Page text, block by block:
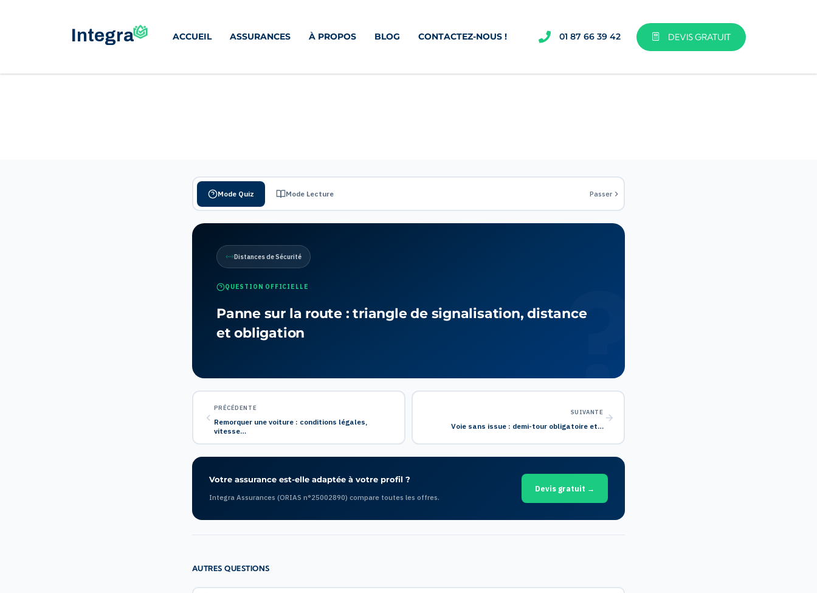
ACCUEIL ASSURANCES À PROPOS BLOG CONTACTEZ-NOUS ! 01 87 66 39 42 DEVIS GRATUIT
Mode Quiz Mode Lecture Passer
Distances de Sécurité
QUESTION OFFICIELLE
Panne sur la route : triangle de signalisation, distance
et obligation
PRÉCÉDENTE
Remorquer une voiture : conditions légales,
vitesse…
SUIVANTE
Voie sans issue : demi-tour obligatoire et…
Votre assurance est-elle adaptée à votre profil ?
Integra Assurances (ORIAS n°25002890) compare toutes les offres.
Devis gratuit →
AUTRES QUESTIONS